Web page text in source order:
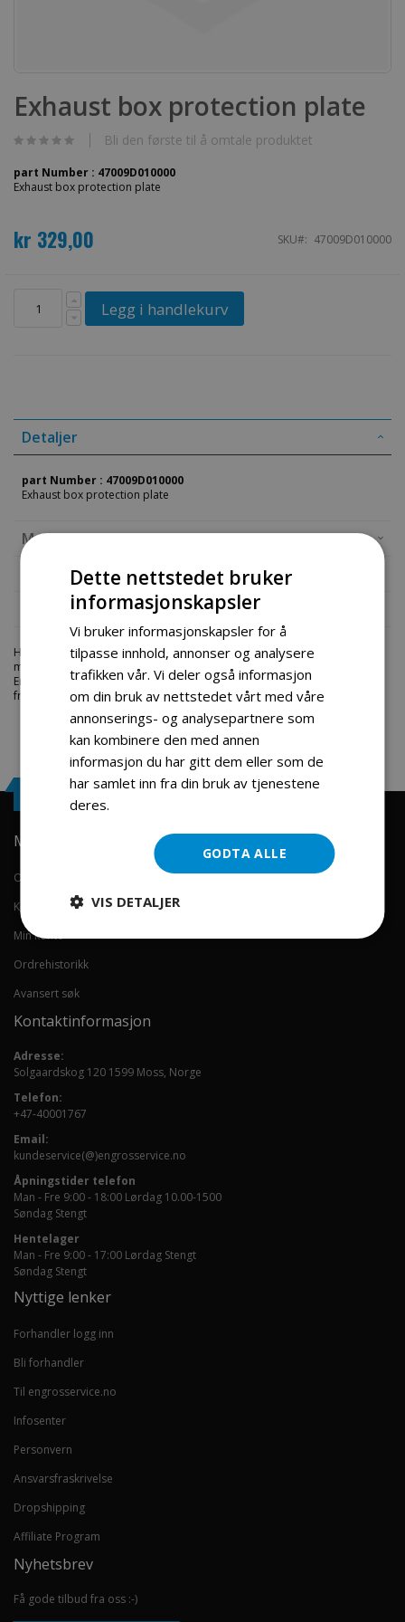
til
begynnelsen
bildegalleri
Exhaust box protection plate
Bli den første til å omtale produktet
part Number : 47009D010000
Exhaust box protection plate
kr 329,00 SKU 47009D010000
Legg i handlekurv
Detaljer
part Number : 47009D010000
Exhaust box protection plate
Mer informasjon
Produktomtaler
Fil vedlegg
Hos engrosservice.no får du kjøptexhaust box protection plate
markedets beste priser. Bestill en
deler-moped-scootere
Engros Service. Vi har et stort utvalg av produkter innen: Hjem, sport og
fritids segmentet. Velkommen skal du være.
Engrosservice.no
Min konto
Om oss
Kontakt oss
Min konto
Ordrehistorikk
Avansert søk
Kontaktinformasjon
Adresse:
Solgaardskog 120 1599 Moss, Norge
Telefon:
+47-40001767
Email:
kundeservice(@)engrosservice.no
Åpningstider telefon
Man - Fre 9:00 - 18:00 Lørdag 10.00-1500
Søndag Stengt
Hentelager
Man - Fre 9:00 - 17:00 Lørdag Stengt
Søndag Stengt
Nyttige lenker
Forhandler logg inn
Bli forhandler
Til engrosservice.no
Infosenter
Personvern
Ansvarsfraskrivelse
Dropshipping
Affiliate Program
Nyhetsbrev
Få gode tilbud fra oss :-)
Dette nettstedet bruker
informasjonskapsler
Vi bruker informasjonskapsler for å
tilpasse innhold, annonser og analysere
trafikken vår. Vi deler også informasjon
om din bruk av nettstedet vårt med våre
annonserings- og analysepartnere som
kan kombinere den med annen
informasjon du har gitt dem eller som de
har samlet inn fra din bruk av tjenestene
deres.
GODTA ALLE
VIS DETALJER